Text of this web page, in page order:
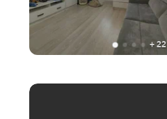
+ 22